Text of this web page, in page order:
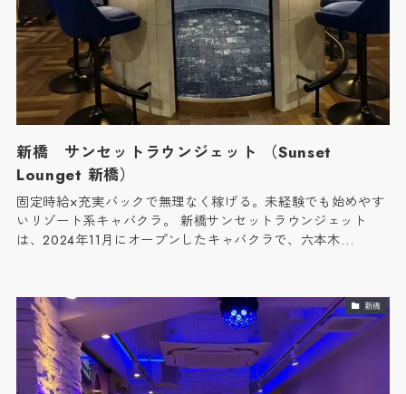
新橋 サンセットラウンジェット （Sunset
Lounget 新橋）
固定時給×充実バックで無理なく稼げる。未経験でも始めやす
いリゾート系キャバクラ。 新橋サンセットラウンジェット
は、2024年11月にオープンしたキャバクラで、六本木…
新橋